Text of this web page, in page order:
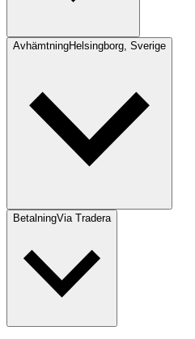
AvhämtningHelsingborg, Sverige
BetalningVia Tradera